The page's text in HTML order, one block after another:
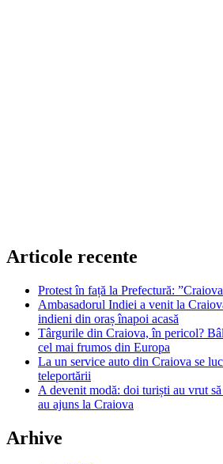
Articole recente
Protest în față la Prefectură:
Ambasadorul Indiei a venit la
indieni din oraș înapoi acasă
Târgurile din Craiova, în pericol?
cel mai frumos din Europa
La un service auto din Craiova se
teleportării
A devenit modă: doi turiști au vrut
au ajuns la Craiova
Arhive